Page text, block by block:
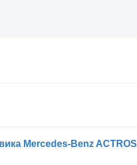
Mercedes-Benz